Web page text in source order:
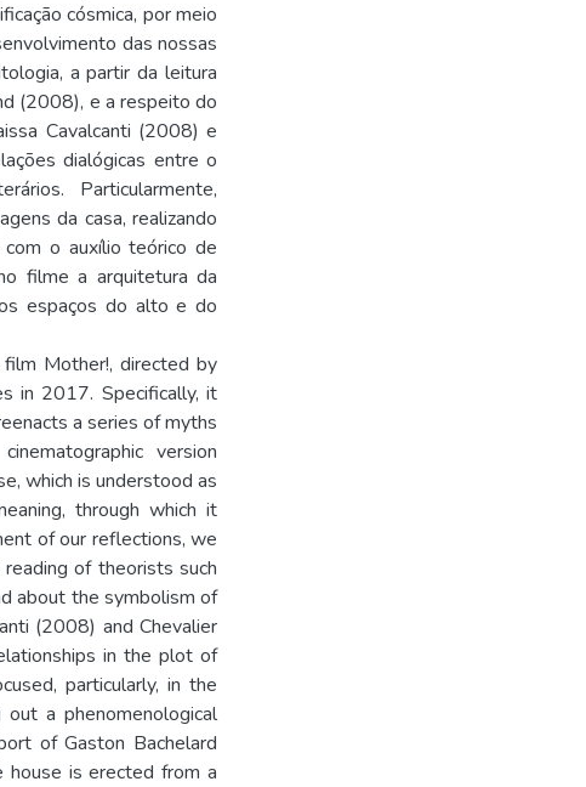
cósmica, por meio
das nossas
a partir da leitura
(2008), e a respeito do
Cavalcanti (2008) e
dialógicas entre o
Particularmente,
da casa, realizando
o auxílio teórico de
filme a arquitetura da
espaços do alto e do
Mother!, directed by
in 2017. Specifically, it
a series of myths
version
which is understood as
through which it
of our reflections, we
of theorists such
about the symbolism of
(2008) and Chevalier
in the plot of
particularly, in the
a phenomenological
of Gaston Bachelard
is erected from a